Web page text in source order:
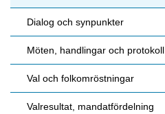
Dialog och synpunkter
Möten, handlingar och protokoll
Val och folkomröstningar
Valresultat, mandatfördelning